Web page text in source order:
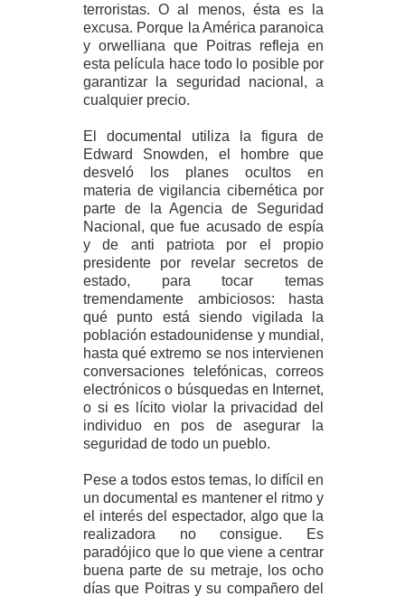
terroristas. O al menos, ésta es la
excusa. Porque la América paranoica
y orwelliana que Poitras refleja en
esta película hace todo lo posible por
garantizar la seguridad nacional, a
cualquier precio.
El documental utiliza la figura de
Edward Snowden, el hombre que
desveló los planes ocultos en
materia de vigilancia cibernética por
parte de la Agencia de Seguridad
Nacional, que fue acusado de espía
y de anti patriota por el propio
presidente por revelar secretos de
estado, para tocar temas
tremendamente ambiciosos: hasta
qué punto está siendo vigilada la
población estadounidense y mundial,
hasta qué extremo se nos intervienen
conversaciones telefónicas, correos
electrónicos o búsquedas en Internet,
o si es lícito violar la privacidad del
individuo en pos de asegurar la
seguridad de todo un pueblo.
Pese a todos estos temas, lo difícil en
un documental es mantener el ritmo y
el interés del espectador, algo que la
realizadora no consigue. Es
paradójico que lo que viene a centrar
buena parte de su metraje, los ocho
días que Poitras y su compañero del